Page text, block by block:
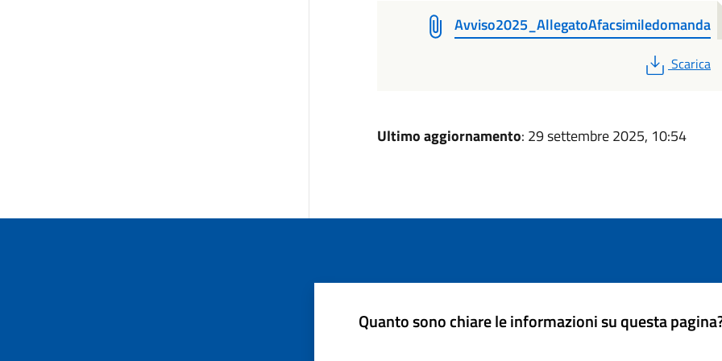
Avviso2025_AllegatoAfacsimiledomanda
PDF
Scarica
Ultimo aggiornamento: 29 settembre 2025, 10:54
Quanto sono chiare le informazioni su questa